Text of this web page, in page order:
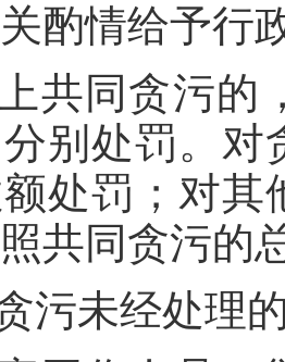
酌情给予行
共同贪污的
别处罚。对
处罚；对
共同贪污的
污未经处理